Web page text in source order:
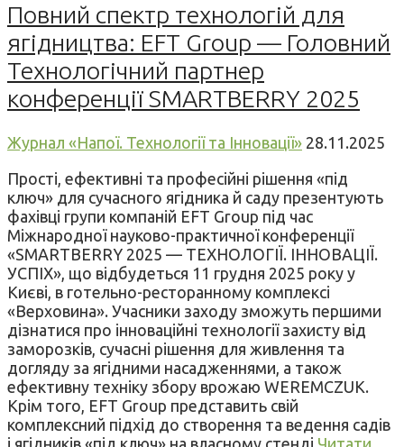
Повний спектр технологій для
ягідництва: EFT Group — Головний
Технологічний партнер
конференції SMARTBERRY 2025
Журнал «Напої. Технології та Інновації» 28.11.2025
Прості, ефективні та професійні рішення «під
ключ» для сучасного ягідника й саду презентують
фахівці групи компаній EFT Group під час
Міжнародної науково-практичної конференції
«SMARTBERRY 2025 — ТЕХНОЛОГІЇ. ІННОВАЦІЇ.
УСПІХ», що відбудеться 11 грудня 2025 року у
Києві, в готельно-ресторанному комплексі
«Верховина». Учасники заходу зможуть першими
дізнатися про інноваційні технології захисту від
заморозків, сучасні рішення для живлення та
догляду за ягідними насадженнями, а також
ефективну техніку збору врожаю WEREMCZUK.
Крім того, EFT Group представить свій
комплексний підхід до створення та ведення садів
і ягідників «під ключ» на власному стенді. Читати